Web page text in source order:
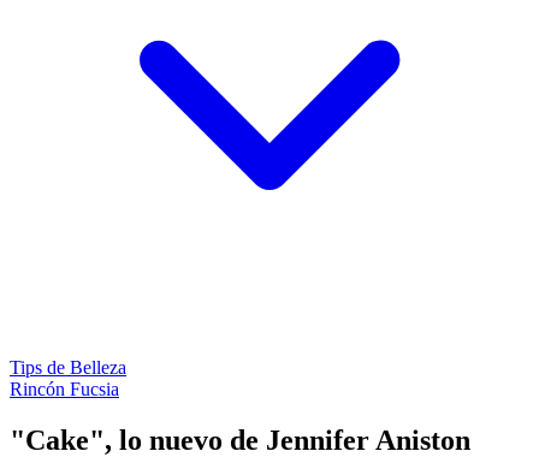
Tips de Belleza
Rincón Fucsia
"Cake", lo nuevo de Jennifer Aniston